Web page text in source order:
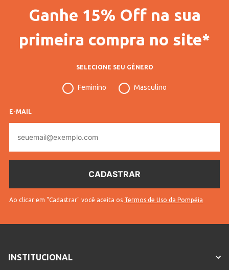
Fitness Fitness
Código Completo 10607906735801
Ganhe 15% Off na sua
primeira compra no site*
SELECIONE SEU GÊNERO
Feminino Masculino
E-MAIL
mail
Ao clicar em "Cadastrar" você aceita os Termos de Uso da Pompéia
INSTITUCIONAL